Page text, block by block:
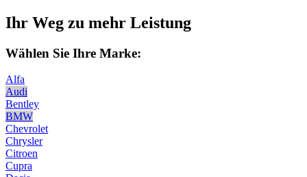
Ihr Weg zu mehr Leistung
Wählen Sie Ihre Marke:
Alfa
Audi
Bentley
BMW
Chevrolet
Chrysler
Citroen
Cupra